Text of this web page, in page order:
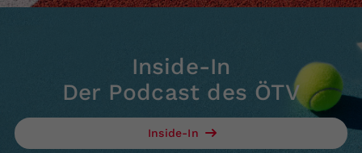
Inside-In
Der Podcast des ÖTV
Inside-In